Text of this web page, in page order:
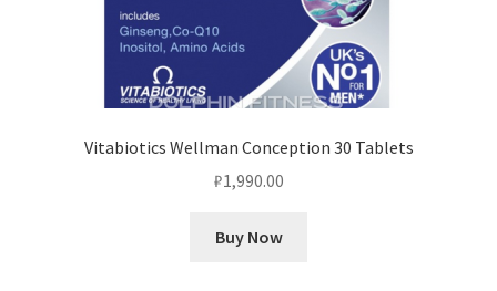
Vitabiotics Wellman Conception 30 Tablets
₽1,990.00
Buy Now